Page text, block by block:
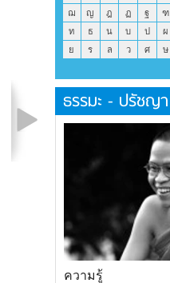
ฌ
ญ ฎ ฏ ฐ ฑ
ท
ธ น บ ป ผ
ย
ร ล ว ศ ษ
ธรรมะ - ปรัชญา
ความรู้